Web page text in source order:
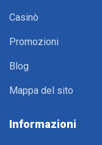
Casinò
Promozioni
Blog
Mappa del sito
Informazioni